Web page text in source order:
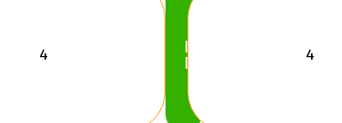
Köp
Nu